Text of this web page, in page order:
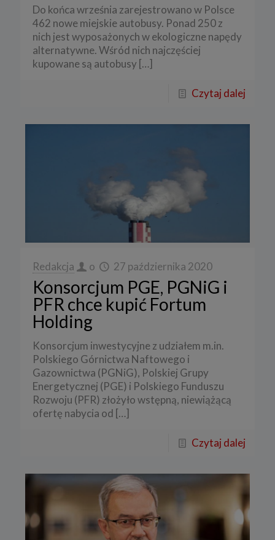
Do końca września zarejestrowano w Polsce
462 nowe miejskie autobusy. Ponad 250 z
nich jest wyposażonych w ekologiczne napędy
alternatywne. Wśród nich najczęściej
kupowane są autobusy […]
Czytaj dalej
Redakcja o 27 października 2020
Konsorcjum PGE, PGNiG i
PFR chce kupić Fortum
Holding
Konsorcjum inwestycyjne z udziałem m.in.
Polskiego Górnictwa Naftowego i
Gazownictwa (PGNiG), Polskiej Grupy
Energetycznej (PGE) i Polskiego Funduszu
Rozwoju (PFR) złożyło wstępną, niewiążącą
ofertę nabycia od […]
Czytaj dalej